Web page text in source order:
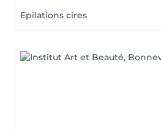
Epilations cires